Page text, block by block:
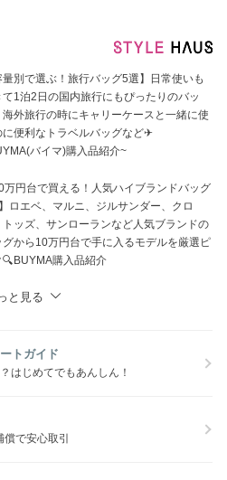
量別で選ぶ！旅行バッグ5選】日常使いも
て1泊2日の国内旅行にもぴったりのバッ
海外旅行の時にキャリーケースと一緒に使
に便利なトラベルバッグなど✈
バイマ)購入品紹介~
万円台で買える！人気ハイブランドバッグ
ロエベ、マルニ、ジルサンダー、クロ
トッズ、サンローランなど人気ブランドの
グから10万円台で手に入るモデルを厳選ピ
🔍BUYMA購入品紹介
と見る
トガイド
はじめてでもあんしん！
で安心取引